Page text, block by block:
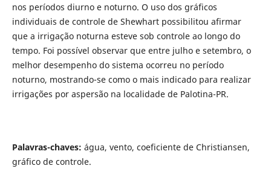
nos períodos diurno e noturno. O uso dos gráficos
individuais de controle de Shewhart possibilitou afirmar
que a irrigação noturna esteve sob controle ao longo do
tempo. Foi possível observar que entre julho e setembro, o
melhor desempenho do sistema ocorreu no período
noturno, mostrando-se como o mais indicado para realizar
irrigações por aspersão na localidade de Palotina-PR.
Palavras-chaves: água, vento, coeficiente de Christiansen,
gráfico de controle.